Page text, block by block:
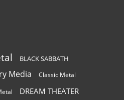
BLACK SABBATH
Media Classic Metal
DREAM THEATER